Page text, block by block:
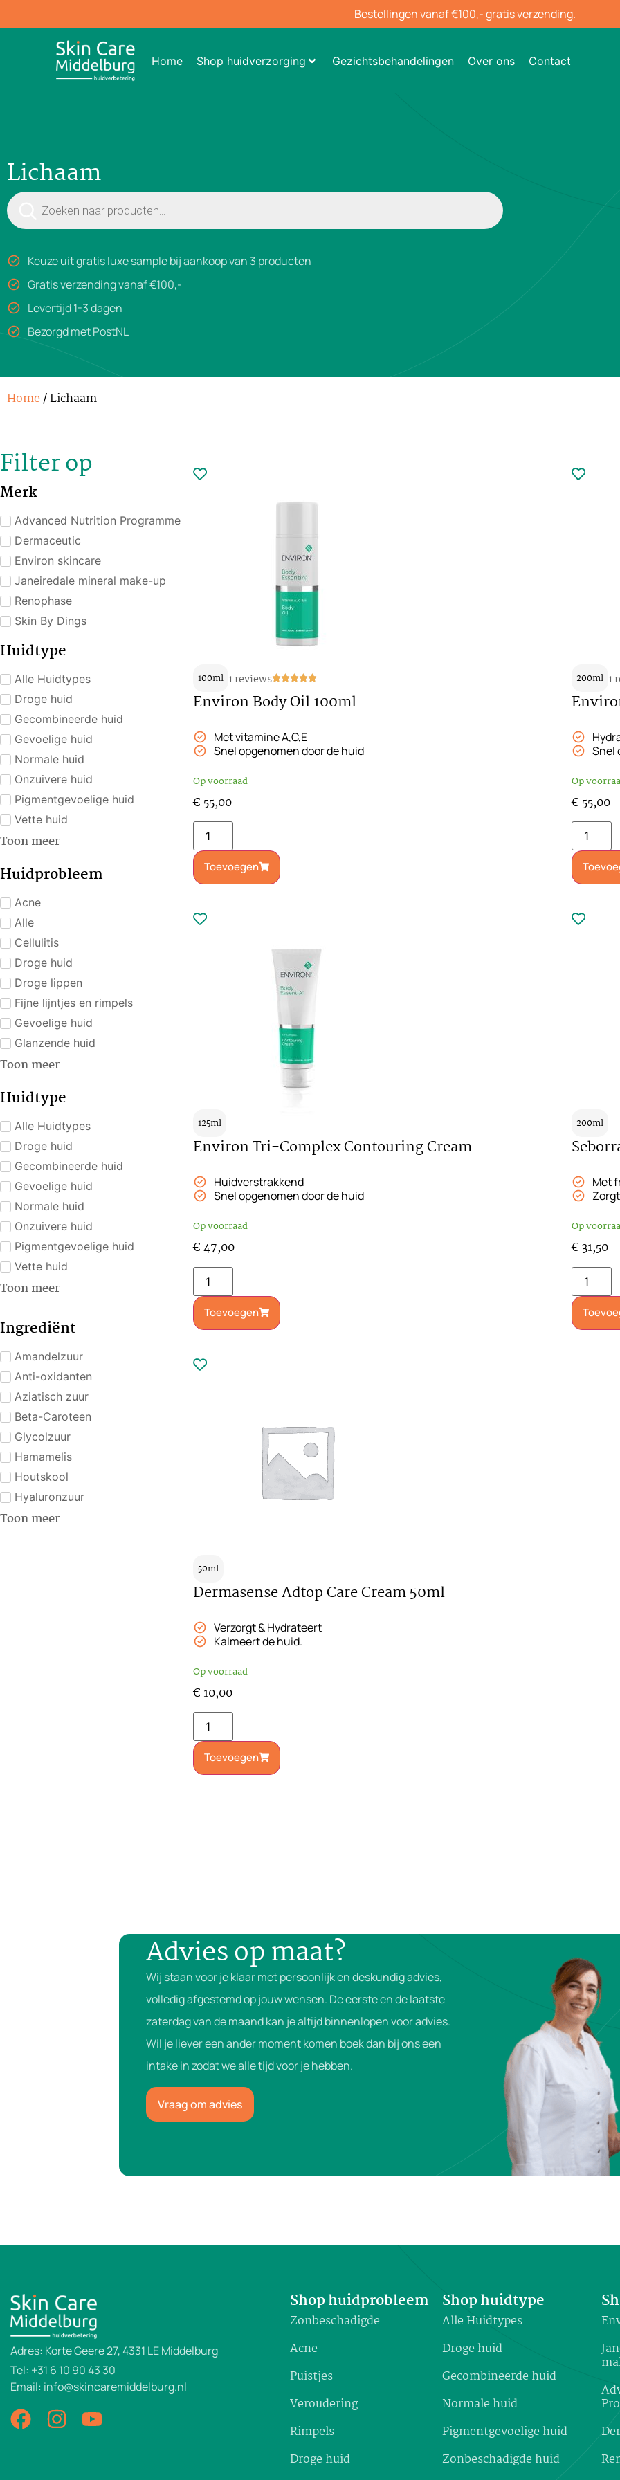
Bestellingen vanaf €100,- gratis verzending.
Home Shop huidverzorging Gezichtsbehandelingen Over ons Contact
Lichaam
Keuze uit gratis luxe sample bij aankoop van 3 producten
Gratis verzending vanaf €100,-
Levertijd 1-3 dagen
Bezorgd met PostNL
Home/ Lichaam
Filter op
Merk
Advanced Nutrition Programme
Dermaceutic
Environ skincare
Janeiredale mineral make-up
Renophase
Skin By Dings
Huidtype
Alle Huidtypes
Droge huid
Gecombineerde huid
Gevoelige huid
Normale huid
Onzuivere huid
Pigmentgevoelige huid
Vette huid
Toon meer
Huidprobleem
Acne
Alle
Cellulitis
Droge huid
Droge lippen
Fijne lijntjes en rimpels
Gevoelige huid
Glanzende huid
Toon meer
Huidtype
Alle Huidtypes
Droge huid
Gecombineerde huid
Gevoelige huid
Normale huid
Onzuivere huid
Pigmentgevoelige huid
Vette huid
Toon meer
Ingrediënt
Amandelzuur
Anti-oxidanten
Aziatisch zuur
Beta-Caroteen
Glycolzuur
Hamamelis
Houtskool
Hyaluronzuur
Toon meer
100ml 1 reviews
Environ Body Oil 100ml
Met vitamine A,C,E
Snel opgenomen door de huid
Op voorraad
€ 55,00
Toevoegen
200ml 1
Snel
Op
€ 55,00
125ml
Environ Tri-Complex Contouring Cream
Huidverstrakkend
Snel opgenomen door de huid
Op voorraad
€47,00
Toevoegen
200ml
Met
Op
€31,50
50ml
Dermasense Adtop Care Cream 50ml
Verzorgt & Hydrateert
Kalmeert de huid.
Op voorraad
€ 10,00
Toevoegen
Advies op maat?
Wij staan voor je klaar met persoonlijk en deskundig advies,
volledig afgestemd op jouw wensen. De eerste en de laatste
zaterdag van de maand kan je altijd binnenlopen voor advies.
Wil je liever een ander moment komen boek dan bij ons een
intake in zodat we alle tijd voor je hebben.
Vraag om advies
Adres: Korte Geere 27, 4331 LE Middelburg
Tel: +31 6 10 90 43 30
Email: info@skincaremiddelburg.nl
Shop huidprobleem
Zonbeschadigde
Acne
Puistjes
Veroudering
Rimpels
Droge huid
Shop huidtype
Alle Huidtypes
Droge huid
Gecombineerde huid
Normale huid
Pigmentgevoelige huid
Zonbeschadigde huid